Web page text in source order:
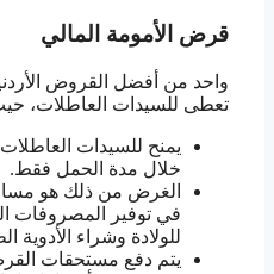
قرض الأمومة المالي
واحد من أفضل القروض
تعطى للسيدات العاطلات،
يمنح للسيدات
خلال مدة الحمل فقط.
الغرض من ذلك هو
في توفير المصروفات
للولادة وشراء الأدوية
يتم دفع مستحقات